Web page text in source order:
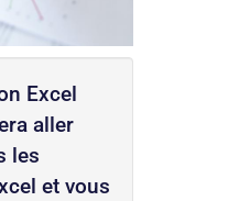
Excel
aller
les
et vous